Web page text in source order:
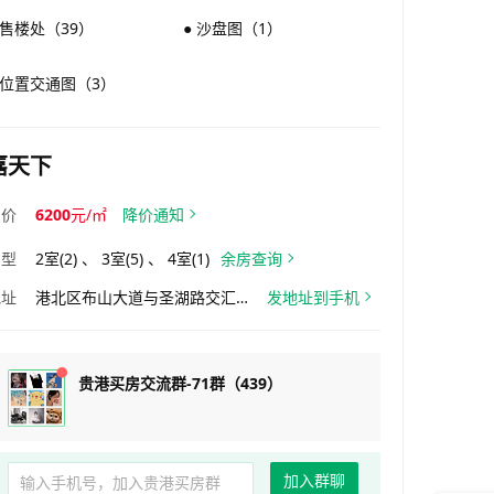
楼处（39） ● 沙盘图（1）
置交通图（3）
天下
6200元/㎡ 降价通知
2室(2) 、 3室(5) 、 4室(1) 余房查询
港北区布山大道与圣湖路交汇处西北角 发地址到手机
贵港买房交流群-71群（439）
加入群聊